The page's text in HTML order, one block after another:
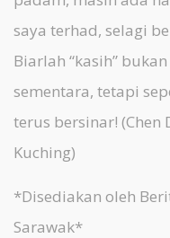
saya terhad, selagi
Biarlah “kasih”
sementara, tetapi
terus bersinar! (Chen
Kuching)
*Disediakan oleh
Sarawak*